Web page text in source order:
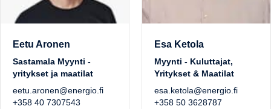
Eetu Aronen
Sastamala Myynti -
yritykset ja maatilat
eetu.aronen@energio.fi
+358 40 7307543
Esa Ketola
Myynti - Kuluttajat,
Yritykset & Maatilat
esa.ketola@energio.fi
+358 50 3628787